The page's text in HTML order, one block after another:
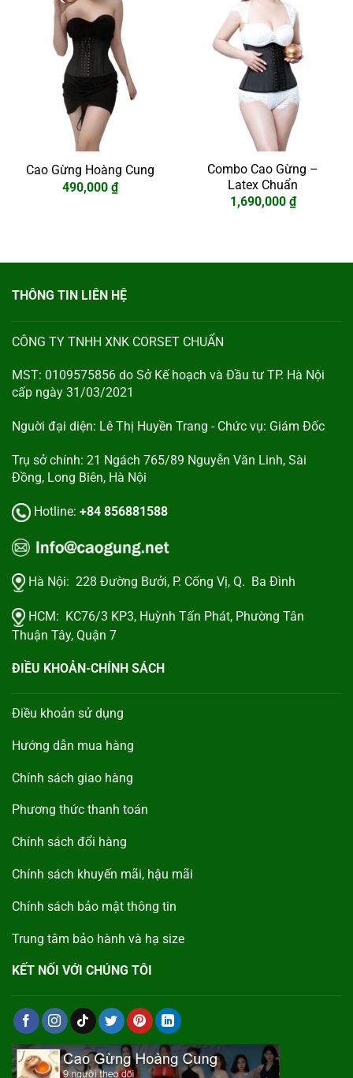
Cao Gừng Hoàng Cung
490,000 ₫
Combo Cao Gừng –
Latex Chuẩn
1,690,000 ₫
THÔNG TIN LIÊN HỆ
CÔNG TY TNHH XNK CORSET CHUẨN
MST: 0109575856 do Sở Kế hoạch và Đầu tư TP. Hà Nội
cấp ngày 31/03/2021
Nguời đại diện: Lê Thị Huyền Trang - Chức vụ: Giám Đốc
Trụ sở chính: 21 Ngách 765/89 Nguyễn Văn Linh, Sài
Đồng, Long Biên, Hà Nội
Hotline: +84 856881588
Hà Nội: 228 Đường Bưởi, P. Cống Vị, Q. Ba Đình
HCM: KC76/3 KP3, Huỳnh Tấn Phát, Phường Tân
Thuận Tây, Quận 7
ĐIỀU KHOẢN-CHÍNH SÁCH
Điều khoản sử dụng
Hướng dẫn mua hàng
Chính sách giao hàng
Phương thức thanh toán
Chính sách đổi hàng
Chính sách khuyến mãi, hậu mãi
Chính sách bảo mật thông tin
Trung tâm bảo hành và hạ size
KẾT NỐI VỚI CHÚNG TÔI